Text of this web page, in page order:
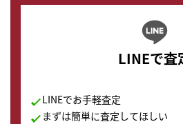
LINEで査
LINEでお手軽査定
まずは簡単に査定してほしい